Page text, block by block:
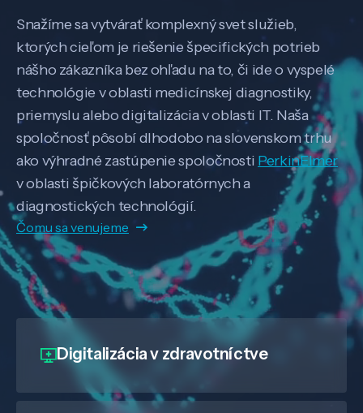
Snažíme sa vytvárať komplexný svet služieb,
ktorých cieľom je riešenie špecifických potrieb
nášho zákazníka bez ohľadu na to, či ide o vyspelé
technológie v oblasti medicínskej diagnostiky,
priemyslu alebo digitalizácia v oblasti IT. Naša
spoločnosť pôsobí dlhodobo na slovenskom trhu
ako výhradné zastúpenie spoločnosti PerkinElmer
v oblasti špičkových laboratórnych a
diagnostických technológií.
Čomu sa venujeme
Digitalizáciav zdravotníctve